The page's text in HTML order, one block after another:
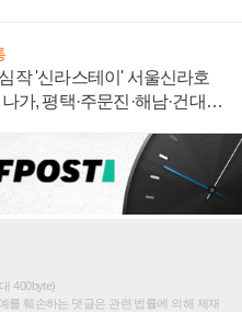
작 '신라스테이' 서울신라호
가, 평택·주문진·해남·건대로
400byte)
를 훼손하는 댓글은 관련 법률에 의해 제재